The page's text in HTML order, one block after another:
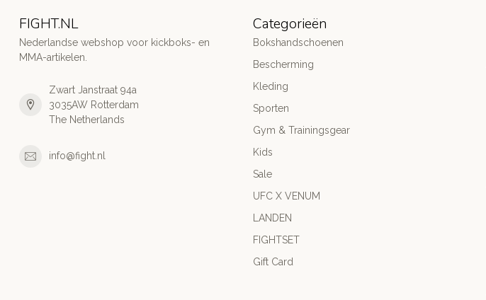
FIGHT.NL
Nederlandse webshop voor kickboks- en
MMA-artikelen.
Zwart Janstraat 94a
3035AW Rotterdam
The Netherlands
info@fight.nl
Categorieën
Bokshandschoenen
Bescherming
Kleding
Sporten
Gym & Trainingsgear
Kids
Sale
UFC X VENUM
LANDEN
FIGHTSET
Gift Card